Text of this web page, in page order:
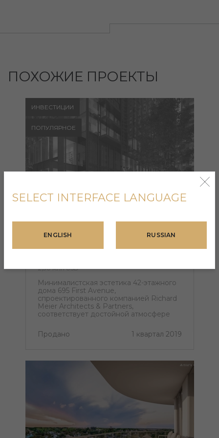
ПОХОЖИЕ ПРОЕКТЫ
ИНВЕСТИЦИИ
ПОПУЛЯРНОЕ
2,50 млн USD
Минималистская эстетика 42-этажного
дома 695 First Avenue,
спроектированного компанией Richard
Meier Architects & Partners,
соответствует достойной атмосфере
Организации Объединенных Наций.
Продано 1 квартал 2019
SELECT INTERFACE LANGUAGE
ENGLISH RUSSIAN